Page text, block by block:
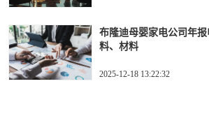
布隆迪母婴家电公司年
料、材料
2025-12-18 13:22:32